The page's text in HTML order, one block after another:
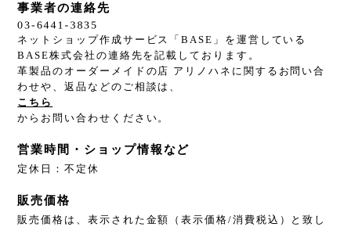
事業者の連絡先
ネットショップ作成サービス「BASE」を運営している
BASE株式会社の連絡先を記載しております。
革製品のオーダーメイドの店 アリノハネに関するお問い合
わせや、返品などのご相談は、
こちら
からお問い合わせください。
営業時間・ショップ情報など
定休日：不定休
販売価格
販売価格は、表示された金額（表示価格/消費税込）と致し